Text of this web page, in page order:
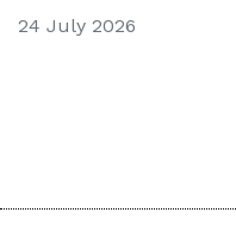
24 July 2026